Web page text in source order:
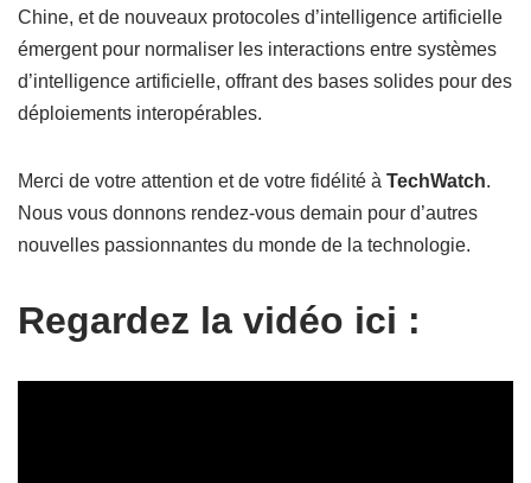
Chine, et de nouveaux protocoles d’intelligence artificielle
émergent pour normaliser les interactions entre systèmes
d’intelligence artificielle, offrant des bases solides pour des
déploiements interopérables.
Merci de votre attention et de votre fidélité à TechWatch.
Nous vous donnons rendez-vous demain pour d’autres
nouvelles passionnantes du monde de la technologie.
Regardez la vidéo ici :